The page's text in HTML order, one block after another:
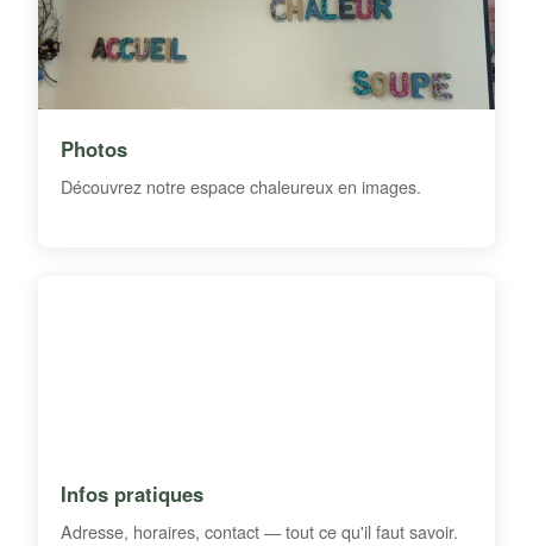
Photos
Découvrez notre espace chaleureux en images.
Infos pratiques
Adresse, horaires, contact — tout ce qu'il faut savoir.